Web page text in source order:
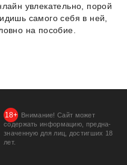
увлекательно, порой
самого себя в ней,
на пособие.
Внимание! Сайт может
содержать информацию, предна­
значенную для лиц, дости­гших 18
лет.